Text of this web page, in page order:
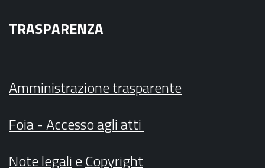
TRASPARENZA
Amministrazione trasparente
Foia - Accesso agli atti
Note legalieCopyright